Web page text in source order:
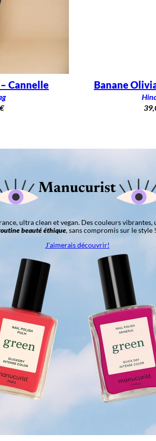
Cannelle Banane
Manucurist
ultra clean et vegan. Des couleurs vibrantes,
beauté éthique, sans compromis sur le style !
J’aimerais découvrir!